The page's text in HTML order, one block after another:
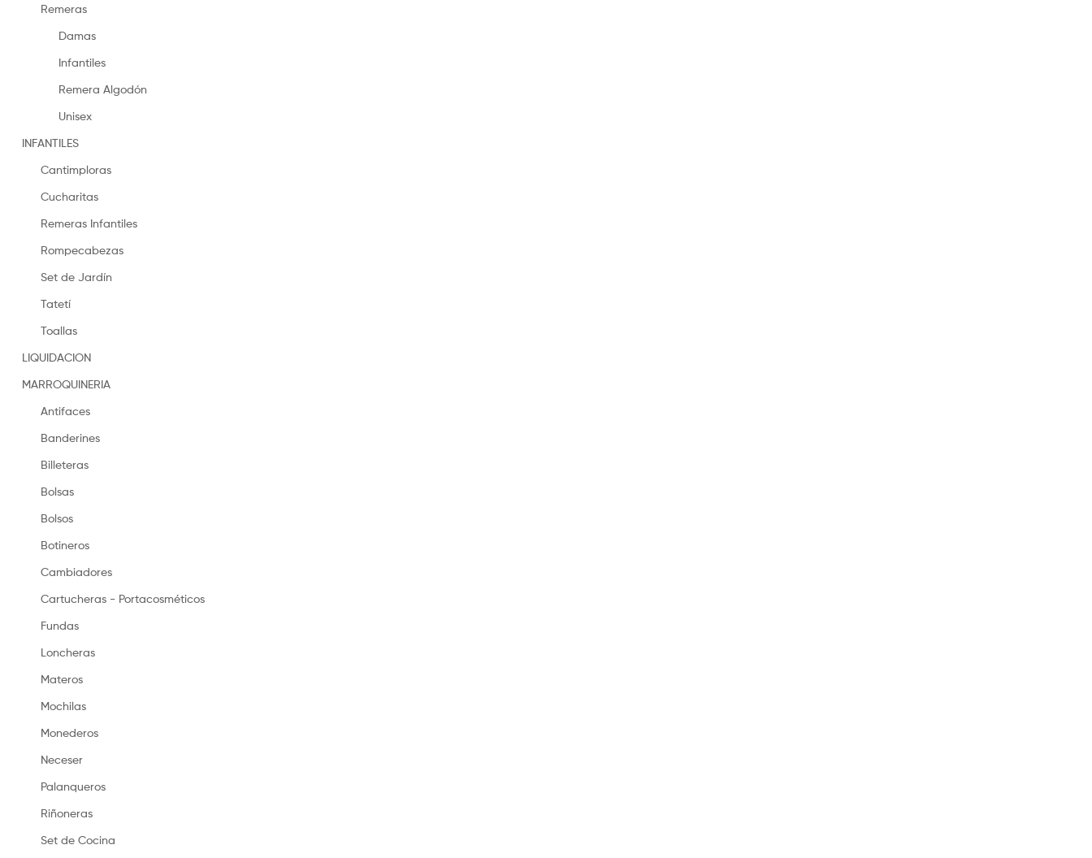
Remeras
Damas
Infantiles
Remera Algodón
Unisex
INFANTILES
Cantimploras
Cucharitas
Remeras Infantiles
Rompecabezas
Set de Jardín
Tatetí
Toallas
LIQUIDACION
MARROQUINERIA
Antifaces
Banderines
Billeteras
Bolsas
Bolsos
Botineros
Cambiadores
Cartucheras - Portacosméticos
Fundas
Loncheras
Materos
Mochilas
Monederos
Neceser
Palanqueros
Riñoneras
Set de Cocina